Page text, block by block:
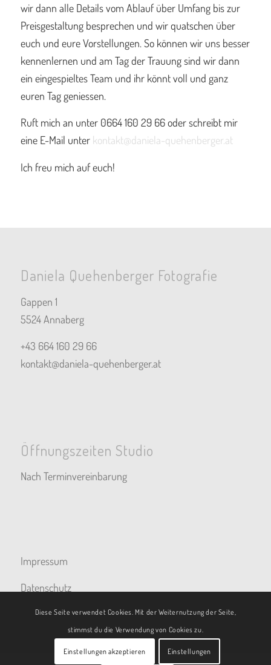
wir dann alle Details vom Ablauf über Umfang bis zur
Preisgestaltung besprechen und wir quatschen über
euch und eure Vorstellungen. So können wir uns besser
kennenlernen und am Tag der Trauung sind wir dann
ein eingespieltes Team und ihr könnt voll und ganz
euren Tag geniessen.
Ruft mich an unter 0664 160 29 66 oder schreibt mir
eine E-Mail unter kontakt@daniela-quehenberger.at
Ich freu mich auf euch!
Daniela Quehenberger Fotografie
Gappen 1
5524 Annaberg
+43 664 160 29 66
kontakt@daniela-quehenberger.at
Öffnungszeiten Studio
Nach Terminvereinbarung
Impressum
Datenschutz
Diese Seite verwendet Cookies. Mit der Weiternutzung der Seite,
stimmst du die Verwendung von Cookies zu.
Einstellungen akzeptieren Einstellungen